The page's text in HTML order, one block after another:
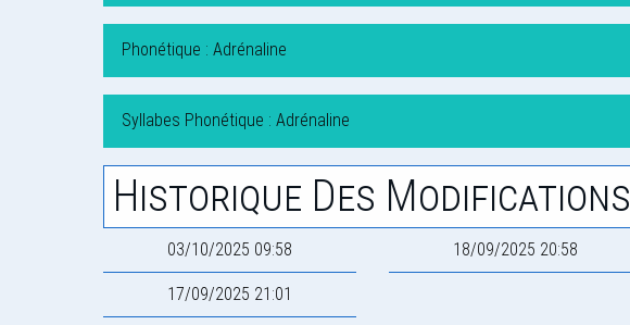
Phonétique : Adrénaline
Syllabes Phonétique : Adrénaline
Historique Des Modifications
03/10/2025 09:58 18/09/2025 20:58
17/09/2025 21:01